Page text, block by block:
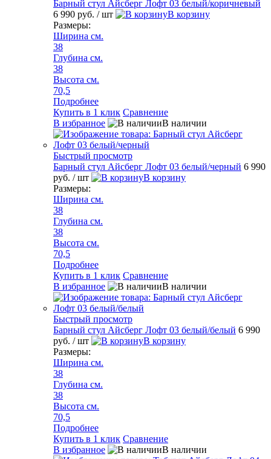
Барный стул Айсберг Лофт 03 белый/коричневый
6 990 руб. / шт
В корзину
Размеры:
Ширина см.
38
Глубина см.
38
Высота см.
70,5
Подробнее
Купить в 1 клик Сравнение
В избранное
В наличии
Быстрый просмотр
Барный стул Айсберг Лофт 03 белый/черный 6 990
руб. / шт
В корзину
Размеры:
Ширина см.
38
Глубина см.
38
Высота см.
70,5
Подробнее
Купить в 1 клик Сравнение
В избранное
В наличии
Быстрый просмотр
Барный стул Айсберг Лофт 03 белый/белый 6 990
руб. / шт
В корзину
Размеры:
Ширина см.
38
Глубина см.
38
Высота см.
70,5
Подробнее
Купить в 1 клик Сравнение
В избранное
В наличии